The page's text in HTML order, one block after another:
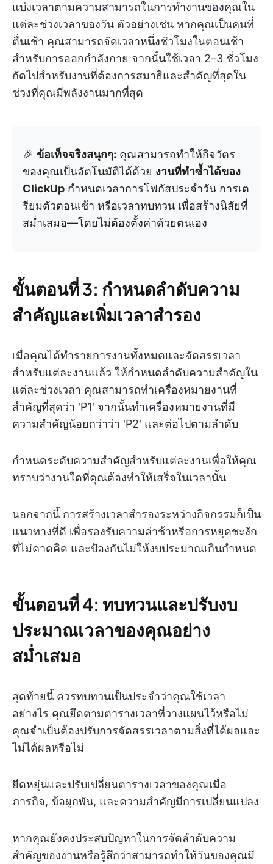
แบ่งเวลาตามความสามารถในการทำงานของคุณใน
แต่ละช่วงเวลาของวัน ตัวอย่างเช่น หากคุณเป็นคนที่
ตื่นเช้า คุณสามารถจัดเวลาหนึ่งชั่วโมงในตอนเช้า
สำหรับการออกกำลังกาย จากนั้นใช้เวลา 2–3 ชั่วโมง
ถัดไปสำหรับงานที่ต้องการสมาธิและสำคัญที่สุดใน
ช่วงที่คุณมีพลังงานมากที่สุด
🎉 ข้อเท็จจริงสนุกๆ: คุณสามารถทำให้กิจวัตร
ของคุณเป็นอัตโนมัติได้ด้วย งานที่ทำซ้ำได้ของ
ClickUp กำหนดเวลาการโฟกัสประจำวัน การเต
รียมตัวตอนเช้า หรือเวลาทบทวน เพื่อสร้างนิสัยที่
สม่ำเสมอ—โดยไม่ต้องตั้งค่าด้วยตนเอง
ขั้นตอนที่ 3: กำหนดลำดับความ
สำคัญและเพิ่มเวลาสำรอง
เมื่อคุณได้ทำรายการงานทั้งหมดและจัดสรรเวลา
สำหรับแต่ละงานแล้ว ให้กำหนดลำดับความสำคัญใน
แต่ละช่วงเวลา คุณสามารถทำเครื่องหมายงานที่
สำคัญที่สุดว่า 'P1' จากนั้นทำเครื่องหมายงานที่มี
ความสำคัญน้อยกว่าว่า 'P2' และต่อไปตามลำดับ
กำหนดระดับความสำคัญสำหรับแต่ละงานเพื่อให้คุณ
ทราบว่างานใดที่คุณต้องทำให้เสร็จในเวลานั้น
นอกจากนี้ การสร้างเวลาสำรองระหว่างกิจกรรมก็เป็น
แนวทางที่ดี เพื่อรองรับความล่าช้าหรือการหยุดชะงัก
ที่ไม่คาดคิด และป้องกันไม่ให้งบประมาณเกินกำหนด
ขั้นตอนที่ 4: ทบทวนและปรับงบ
ประมาณเวลาของคุณอย่าง
สม่ำเสมอ
สุดท้ายนี้ ควรทบทวนเป็นประจำว่าคุณใช้เวลา
อย่างไร คุณยึดตามตารางเวลาที่วางแผนไว้หรือไม่
คุณจำเป็นต้องปรับการจัดสรรเวลาตามสิ่งที่ได้ผลและ
ไม่ได้ผลหรือไม่
ยืดหยุ่นและปรับเปลี่ยนตารางเวลาของคุณเมื่อ
ภารกิจ, ข้อผูกพัน, และความสำคัญมีการเปลี่ยนแปลง
หากคุณยังคงประสบปัญหาในการจัดลำดับความ
สำคัญของงานหรือรู้สึกว่าสามารถทำให้วันของคุณมี